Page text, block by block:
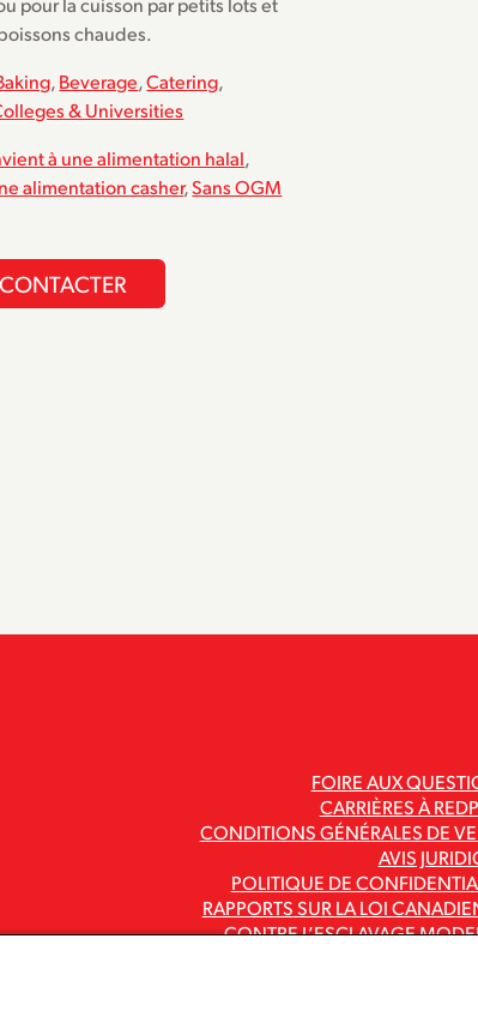
chaudes.
,Beverage,Catering,
& Universities
à une alimentation halal,
alimentation casher,Sans OGM
FOIRE AUX
CARRIÈRES À
CONDITIONS GÉNÉRALES DE
AVIS
POLITIQUE DE
RAPPORTS SUR LA LOI
CONTRE L’ESCLAVAGE